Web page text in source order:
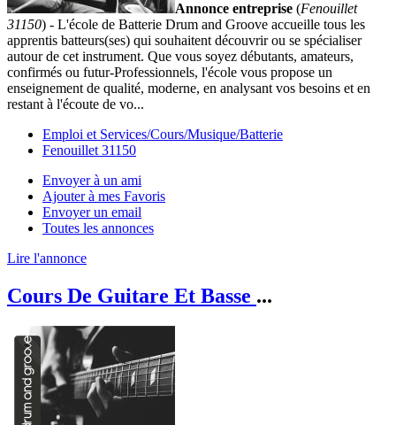
Annonce entreprise (Fenouillet
31150) - L'école de Batterie Drum and Groove accueille tous les
apprentis batteurs(ses) qui souhaitent découvrir ou se spécialiser
autour de cet instrument. Que vous soyez débutants, amateurs,
confirmés ou futur-Professionnels, l'école vous propose un
enseignement de qualité, moderne, en analysant vos besoins et en
restant à l'écoute de vo...
Emploi et Services/Cours/Musique/Batterie
Fenouillet 31150
Envoyer à un ami
Ajouter à mes Favoris
Envoyer un email
Toutes les annonces
Lire l'annonce
Cours De Guitare Et Basse ...